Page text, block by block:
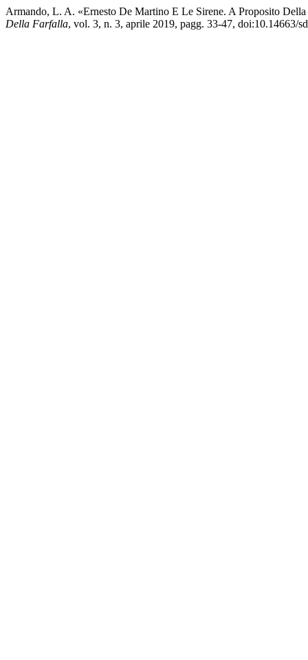
Armando, L. A. «Ernesto De Martino E Le Sirene. A Proposito
Della Farfalla, vol. 3, n. 3, aprile 2019, pagg. 33-47, doi:10.14663/